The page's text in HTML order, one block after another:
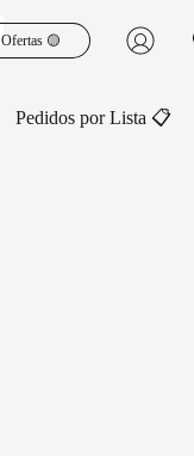
Ofertas 🟡
Pedidos por Lista 📋